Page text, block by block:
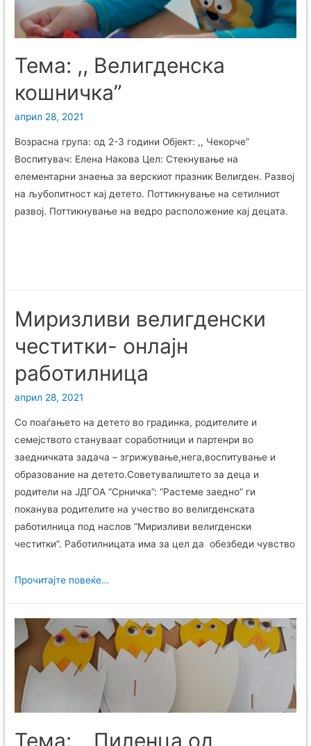
Тема: ,, Велигденска
кошничка”
април 28, 2021
Возрасна група: од 2-3 години Објект: ,, Чекорче”
Воспитувач: Елена Накова Цел: Стекнување на
елементарни знаења за верскиот празник Велигден. Развој
на љубопитност кај детето. Поттикнување на сетилниот
развој. Поттикнување на ведро расположение кај децата.
Миризливи велигденски
честитки- онлајн
работилница
април 28, 2021
Со поаѓањето на детето во градинка, родителите и
семејството стануваат соработници и партенри во
заедничката задача – згрижување,нега,воспитување и
образование на детето.Советувалиштето за деца и
родители на ЈДГОА “Срничка”: “Растеме заедно” ги
поканува родителите на учество во велигденската
работилница под наслов “Миризливи велигденски
честитки”. Работилницата има за цел да обезбеди чувство
Прочитајте повеќе…
Тема: ,, Пиленца од